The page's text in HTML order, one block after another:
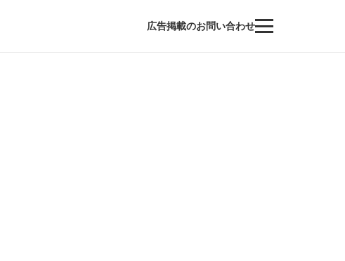
広告掲載のお問い合わせ